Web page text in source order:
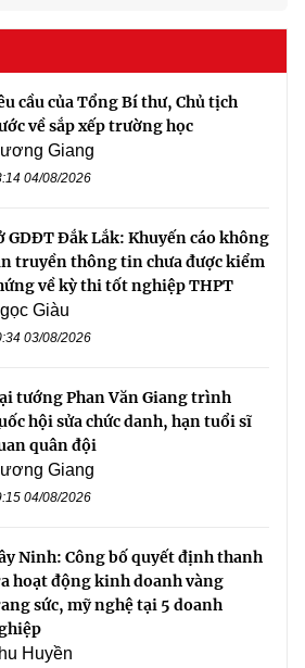
cầu của Tổng Bí thư, Chủ tịch
về sắp xếp trường học
Giang
04/08/2026
GDĐT Đắk Lắk: Khuyến cáo không
truyền thông tin chưa được kiểm
về kỳ thi tốt nghiệp THPT
Giàu
03/08/2026
tướng Phan Văn Giang trình
hội sửa chức danh, hạn tuổi sĩ
quân đội
Giang
04/08/2026
Ninh: Công bố quyết định thanh
hoạt động kinh doanh vàng
sức, mỹ nghệ tại 5 doanh
Huyền